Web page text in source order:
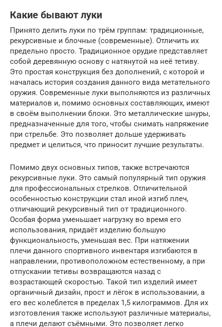
Какие бывают луки
Принято делить луки по трём группам: традиционные,
рекурсивные и блочные (современные). Отличить их
предельно просто. Традиционное орудие представляет
собой деревянную основу с натянутой на неё тетиву.
Это простая конструкция без дополнений, с которой и
началась история создания данного вида метательного
оружия. Современные луки выполняются из различных
материалов и, помимо основных составляющих, имеют
в своём выполнении блоки. Это металлические шнуры,
предназначенные для того, чтобы снимать напряжение
при стрельбе. Это позволяет дольше удерживать
предмет и целиться, что приносит лучшие результаты.
Помимо двух основных типов, также встречаются
рекурсивные луки. Это самый популярный тип оружия
для профессиональных стрелков. Отличительной
особенностью конструкции стал иной изгиб плеч,
отличающий рекурсивный тип от традиционного.
Особая форма уменьшает нагрузку во время его
использования, придаёт изделию большую
функциональность, уменьшая вес. При натяжении
плечи данного спортивного инвентаря изгибаются в
направлении, противоположном естественному, а при
отпускании тетивы возвращаются назад с
возрастающей скоростью. Такой тип изделий имеет
органичный дизайн, прост и лёгок в использовании, а
его вес колеблется в пределах 1,5 килограммов. Для их
изготовления также используют различные материалы,
а плечи делают съёмными. Это позволяет легко